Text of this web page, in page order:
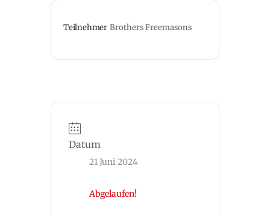
Teilnehmer Brothers Freemasons
Datum
21 Juni 2024
Abgelaufen!